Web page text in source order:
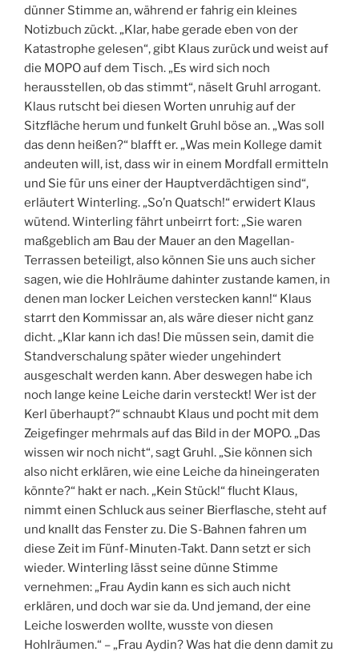
dünner Stimme an, während er fahrig ein kleines
Notizbuch zückt. „Klar, habe gerade eben von der
Katastrophe gelesen“, gibt Klaus zurück und weist auf
die MOPO auf dem Tisch. „Es wird sich noch
herausstellen, ob das stimmt“, näselt Gruhl arrogant.
Klaus rutscht bei diesen Worten unruhig auf der
Sitzfläche herum und funkelt Gruhl böse an. „Was soll
das denn heißen?“ blafft er. „Was mein Kollege damit
andeuten will, ist, dass wir in einem Mordfall ermitteln
und Sie für uns einer der Hauptverdächtigen sind“,
erläutert Winterling. „So’n Quatsch!“ erwidert Klaus
wütend. Winterling fährt unbeirrt fort: „Sie waren
maßgeblich am Bau der Mauer an den Magellan-
Terrassen beteiligt, also können Sie uns auch sicher
sagen, wie die Hohlräume dahinter zustande kamen, in
denen man locker Leichen verstecken kann!“ Klaus
starrt den Kommissar an, als wäre dieser nicht ganz
dicht. „Klar kann ich das! Die müssen sein, damit die
Standverschalung später wieder ungehindert
ausgeschalt werden kann. Aber deswegen habe ich
noch lange keine Leiche darin versteckt! Wer ist der
Kerl überhaupt?“ schnaubt Klaus und pocht mit dem
Zeigefinger mehrmals auf das Bild in der MOPO. „Das
wissen wir noch nicht“, sagt Gruhl. „Sie können sich
also nicht erklären, wie eine Leiche da hineingeraten
könnte?“ hakt er nach. „Kein Stück!“ flucht Klaus,
nimmt einen Schluck aus seiner Bierflasche, steht auf
und knallt das Fenster zu. Die S-Bahnen fahren um
diese Zeit im Fünf-Minuten-Takt. Dann setzt er sich
wieder. Winterling lässt seine dünne Stimme
vernehmen: „Frau Aydin kann es sich auch nicht
erklären, und doch war sie da. Und jemand, der eine
Leiche loswerden wollte, wusste von diesen
Hohlräumen.“ – „Frau Aydin? Was hat die denn damit zu